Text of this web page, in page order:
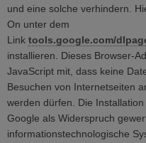
und eine solche verhindern.
On unter dem
Link tools.google.com/
installieren. Dieses Browser-
JavaScript mit, dass keine
Besuchen von Internetseiten
werden dürfen. Die
Google als Widerspruch
informationstechnologische